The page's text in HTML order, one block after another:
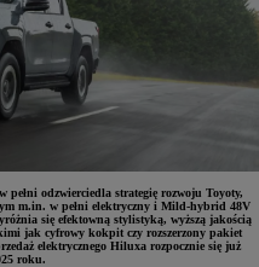
pełni odzwierciedla strategię rozwoju Toyoty,
m.in. w pełni elektryczny i Mild-hybrid 48V
się efektowną stylistyką, wyższą jakością
jak cyfrowy kokpit czy rozszerzony pakiet
elektrycznego Hiluxa rozpocznie się już
roku.